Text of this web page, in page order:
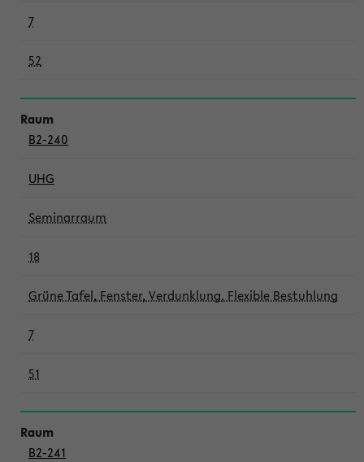
7
52
B2-240
UHG
Seminarraum
18
Grüne Tafel, Fenster, Verdunklung, Flexible Bestuhlung
7
51
B2-241